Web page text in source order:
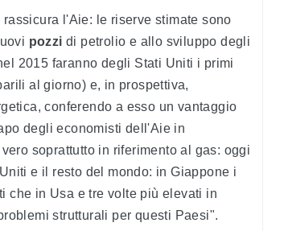
l'Aie: le riserve stimate sono
pozzi di petrolio e allo sviluppo degli
2015 faranno degli Stati Uniti i primi
al giorno) e, in prospettiva,
conferendo a esso un vantaggio
degli economisti dell'Aie in
soprattutto in riferimento al gas: oggi
e il resto del mondo: in Giappone i
che in Usa e tre volte più elevati in
strutturali per questi Paesi".